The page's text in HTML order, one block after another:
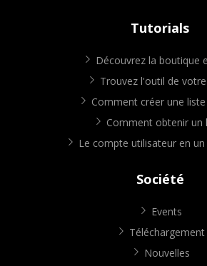
Tutorials
Découvrez la boutique
Trouvez l'outil de
Comment créer une
Comment obtenir un
Le compte utilisateur en
Société
Events
Téléchargement
Nouvelles